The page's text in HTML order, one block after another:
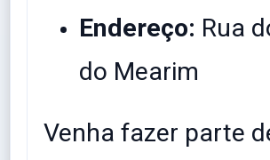
Endereço: Rua
do Mearim
​Venha fazer parte